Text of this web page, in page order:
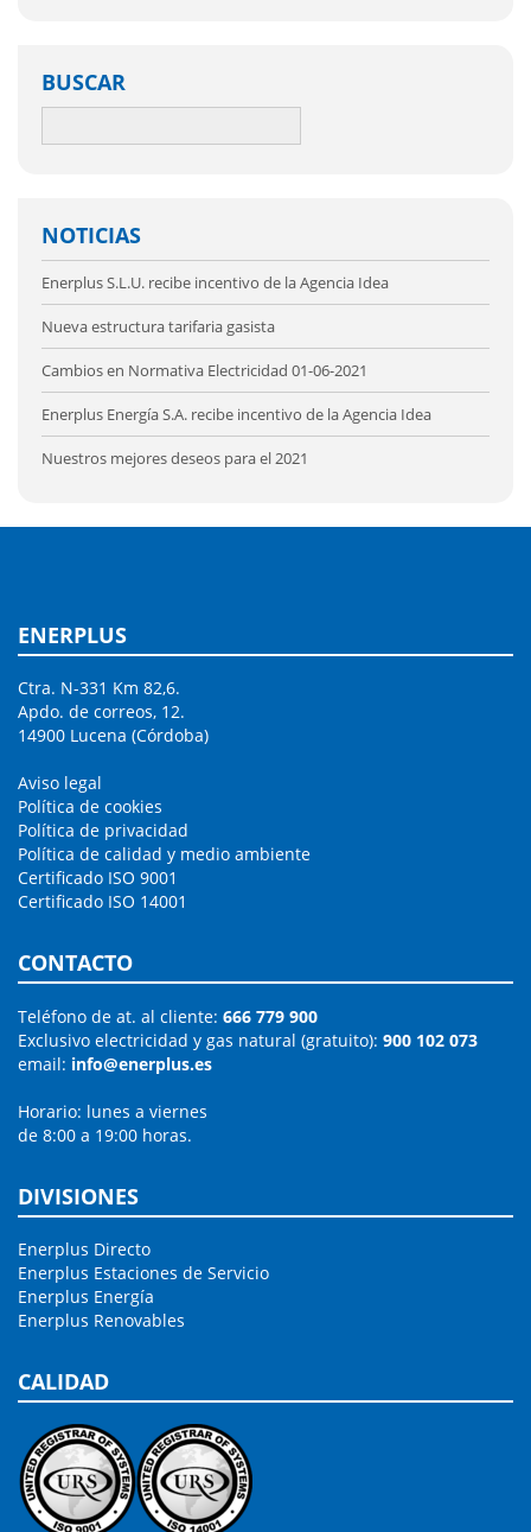
BUSCAR
NOTICIAS
Enerplus S.L.U. recibe incentivo de la Agencia Idea
Nueva estructura tarifaria gasista
Cambios en Normativa Electricidad 01-06-2021
Enerplus Energía S.A. recibe incentivo de la Agencia Idea
Nuestros mejores deseos para el 2021
ENERPLUS
Ctra. N-331 Km 82,6.
Apdo. de correos, 12.
14900 Lucena (Córdoba)
Aviso legal
Política de cookies
Política de privacidad
Política de calidad y medio ambiente
Certificado ISO 9001
Certificado ISO 14001
CONTACTO
Teléfono de at. al cliente: 666 779 900
Exclusivo electricidad y gas natural (gratuito): 900 102 073
email: info@enerplus.es
Horario: lunes a viernes
de 8:00 a 19:00 horas.
DIVISIONES
Enerplus Directo
Enerplus Estaciones de Servicio
Enerplus Energía
Enerplus Renovables
CALIDAD